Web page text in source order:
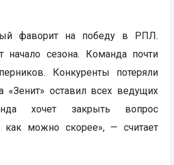
фаворит на победу в РПЛ.
начало сезона. Команда почти
Конкуренты потеряли
«Зенит» оставил всех ведущих
хочет закрыть вопрос
как можно скорее», — считает